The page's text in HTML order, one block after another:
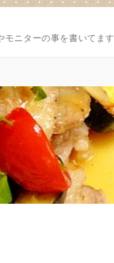
モニターの事を書いてます